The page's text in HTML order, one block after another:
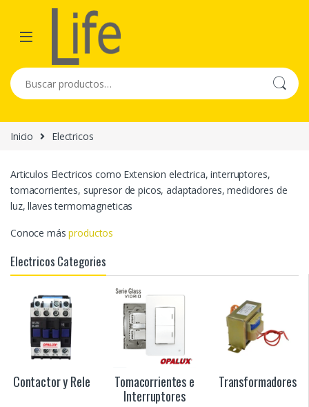
Skip to navigation
Skip to content
Buscar por:
Inicio Electricos
Articulos Electricos como Extension electrica, interruptores,
tomacorrientes, supresor de picos, adaptadores, medidores de
luz, llaves termomagneticas
Conoce másproductos
Electricos Categories
Contactor y Rele
Tomacorrientes e
Interruptores
Transformadores